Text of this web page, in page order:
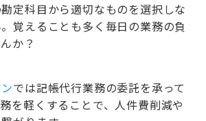
定科目から適切なものを選択しな
覚えることも多く毎日の業務の負
か？
では記帳代行業務の委託を承って
を軽くすることで、人件費削減や